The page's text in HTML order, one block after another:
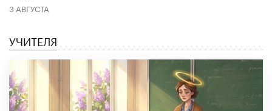
3 АВГУСТА
УЧИТЕЛЯ